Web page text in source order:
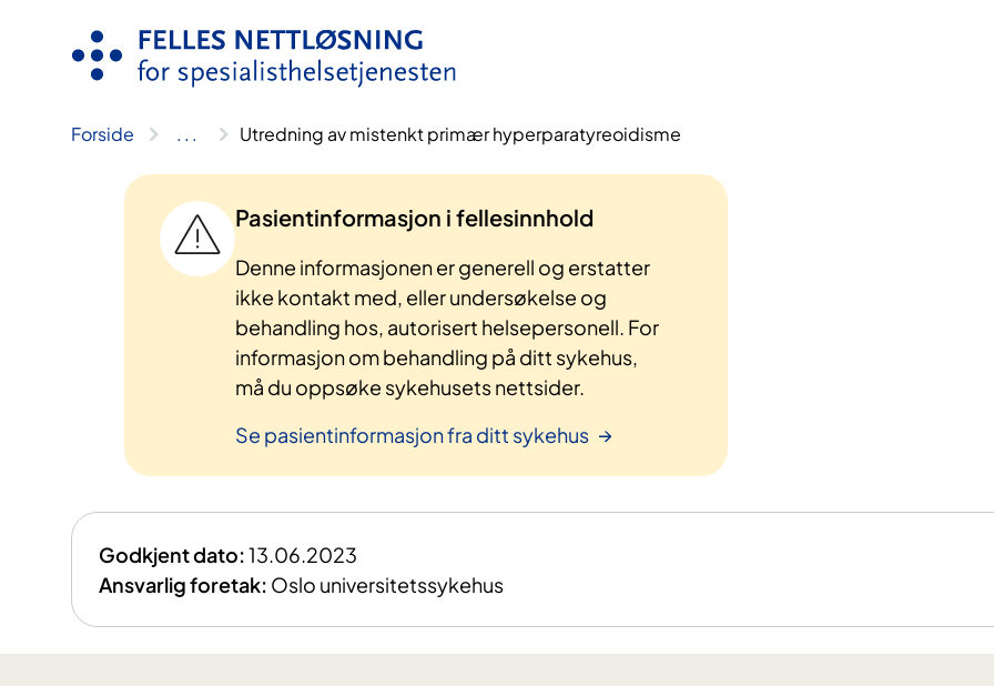
Forside .. . Utredning av mistenkt primær hyperparatyreoidisme
Pasientinformasjon i fellesinnhold
Denne informasjonen er generell og erstatter
ikke kontakt med, eller undersøkelse og
behandling hos, autorisert helsepersonell. For
informasjon om behandling på ditt sykehus,
må du oppsøke sykehusets nettsider.
Se pasientinformasjon fra ditt sykehus
Godkjent dato:13.06.2023
Ansvarlig foretak: Oslo universitetssykehus